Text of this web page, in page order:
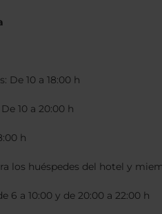
De 10 a 18:00 h
10 a 20:00 h
h
los huéspedes del hotel y
6 a 10:00 y de 20:00 a 22:00 h